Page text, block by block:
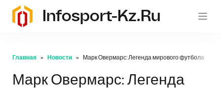
Infosport-Kz.ru
Главная Новости Марк Овермарс: Легенда мирового футбола
Марк Овермарс: Легенда